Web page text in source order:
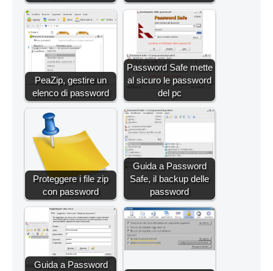
PeaZip, gestire un
elenco di password
Password Safe mette
al sicuro le password
del pc
Proteggere i file zip
con password
Guida a Password
Safe, il backup delle
password
Guida a Password